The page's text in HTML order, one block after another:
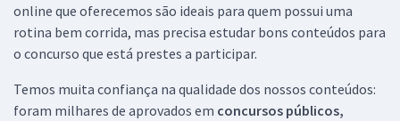
online que oferecemos são ideais para quem possui uma
rotina bem corrida, mas precisa estudar bons conteúdos para
o concurso que está prestes a participar.
Temos muita confiança na qualidade dos nossos conteúdos:
foram milhares de aprovados em concursos públicos,